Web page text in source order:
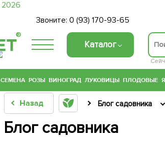
Звоните:0 (93) 170-93-65
®
Каталог
СЕМЕНА РОЗЫ ВИНОГРАД ЛУКОВИЦЫ ПЛОДОВЫЕ
Назад Блог садовника
Блог садовника